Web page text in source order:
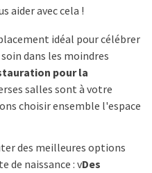
aider avec cela !
idéal pour célébrer
dans les moindres
pour la
salles sont à votre
choisir ensemble l'espace
des meilleures options
de naissance : vDes